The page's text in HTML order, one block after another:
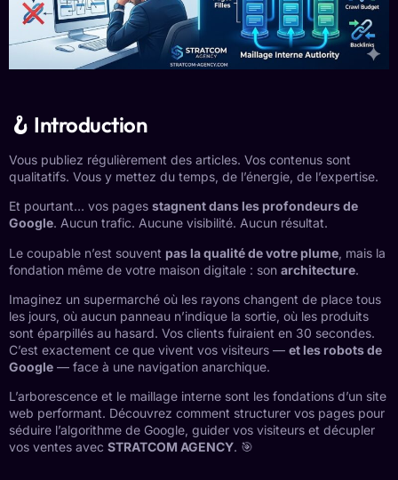
🪝 Introduction
Vous publiez régulièrement des articles. Vos contenus sont
qualitatifs. Vous y mettez du temps, de l’énergie, de l’expertise.
Et pourtant… vos pages stagnent dans les profondeurs de
Google. Aucun trafic. Aucune visibilité. Aucun résultat.
Le coupable n’est souvent pas la qualité de votre plume, mais la
fondation même de votre maison digitale : son architecture.
Imaginez un supermarché où les rayons changent de place tous
les jours, où aucun panneau n’indique la sortie, où les produits
sont éparpillés au hasard. Vos clients fuiraient en 30 secondes.
C’est exactement ce que vivent vos visiteurs — et les robots de
Google — face à une navigation anarchique.
L’arborescence et le maillage interne sont les fondations d’un site
web performant. Découvrez comment structurer vos pages pour
séduire l’algorithme de Google, guider vos visiteurs et décupler
vos ventes avec STRATCOM AGENCY. 🎯